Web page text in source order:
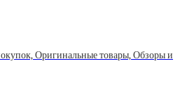
Оригинальные товары, Обзоры и